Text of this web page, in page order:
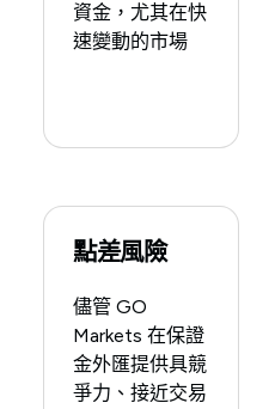
資金，尤其在快
速變動的市場
點差風險
儘管 GO
Markets 在保證
金外匯提供具競
爭力、接近交易